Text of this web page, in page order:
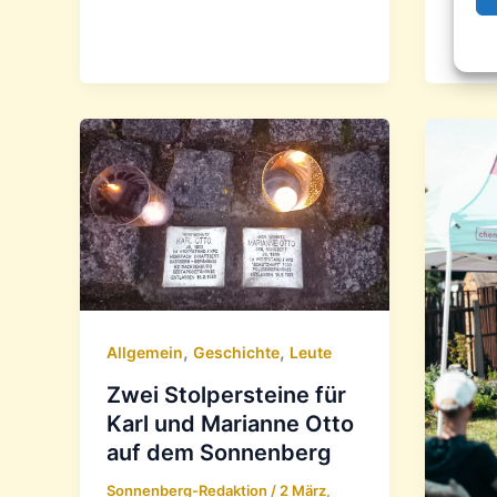
Allgemein, Geschichte, Leute
Zwei Stolpersteine für
Karl und Marianne Otto
auf dem Sonnenberg
Sonnenberg-Redaktion / 2 März,